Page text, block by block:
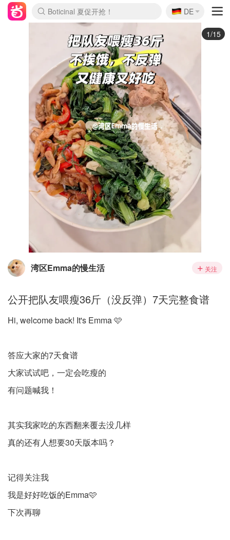
Boticinal 夏促开抢！
4折！lulu周四疯狂上新
还没结束！&OtherStories大促
Joybuy变相75折 随时失效
速领！Stanley独家85折
疑似霸哥！Camper额外叠85折
Zalando 奥莱闪促！每日更新
Moncler反季囤！5折起+叠9折
Coach Brooklyn仅€192
🇩🇪
DE
2/15
湾区Emma的慢生活 关注
公开把队友喂瘦36斤（没反弹）7天完整食谱
Hi, welcome back! It's Emma 🩷
答应大家的7天食谱
大家试试吧，一定会吃瘦的
有问题喊我！
其实我家吃的东西翻来覆去没几样
真的还有人想要30天版本吗？
记得关注我
我是好好吃饭的Emma🩷
下次再聊